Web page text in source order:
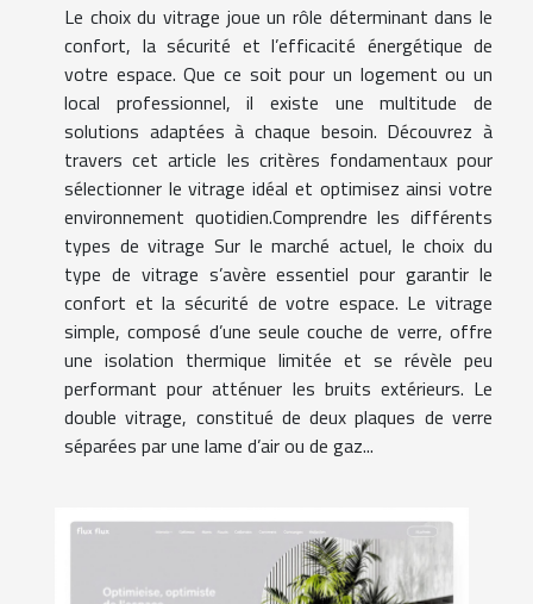
Le choix du vitrage joue un rôle déterminant dans le
confort, la sécurité et l’efficacité énergétique de
votre espace. Que ce soit pour un logement ou un
local professionnel, il existe une multitude de
solutions adaptées à chaque besoin. Découvrez à
travers cet article les critères fondamentaux pour
sélectionner le vitrage idéal et optimisez ainsi votre
environnement quotidien.Comprendre les différents
types de vitrage Sur le marché actuel, le choix du
type de vitrage s’avère essentiel pour garantir le
confort et la sécurité de votre espace. Le vitrage
simple, composé d’une seule couche de verre, offre
une isolation thermique limitée et se révèle peu
performant pour atténuer les bruits extérieurs. Le
double vitrage, constitué de deux plaques de verre
séparées par une lame d’air ou de gaz...